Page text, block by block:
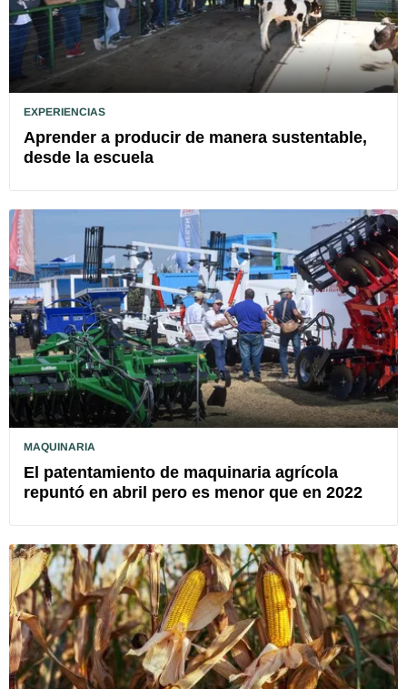
EXPERIENCIAS
Aprender a producir de manera sustentable,
desde la escuela
MAQUINARIA
El patentamiento de maquinaria agrícola
repuntó en abril pero es menor que en 2022